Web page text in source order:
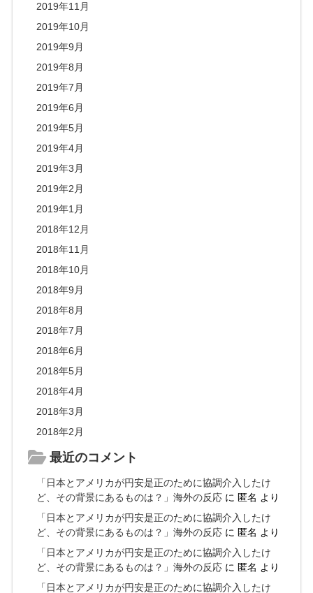
2019年11月
2019年10月
2019年9月
2019年8月
2019年7月
2019年6月
2019年5月
2019年4月
2019年3月
2019年2月
2019年1月
2018年12月
2018年11月
2018年10月
2018年9月
2018年8月
2018年7月
2018年6月
2018年5月
2018年4月
2018年3月
2018年2月
最近のコメント
「日本とアメリカが円安是正のために協調介入したけ
ど、その背景にあるものは？」海外の反応 に 匿名 より
「日本とアメリカが円安是正のために協調介入したけ
ど、その背景にあるものは？」海外の反応 に 匿名 より
「日本とアメリカが円安是正のために協調介入したけ
ど、その背景にあるものは？」海外の反応 に 匿名 より
「日本とアメリカが円安是正のために協調介入したけ